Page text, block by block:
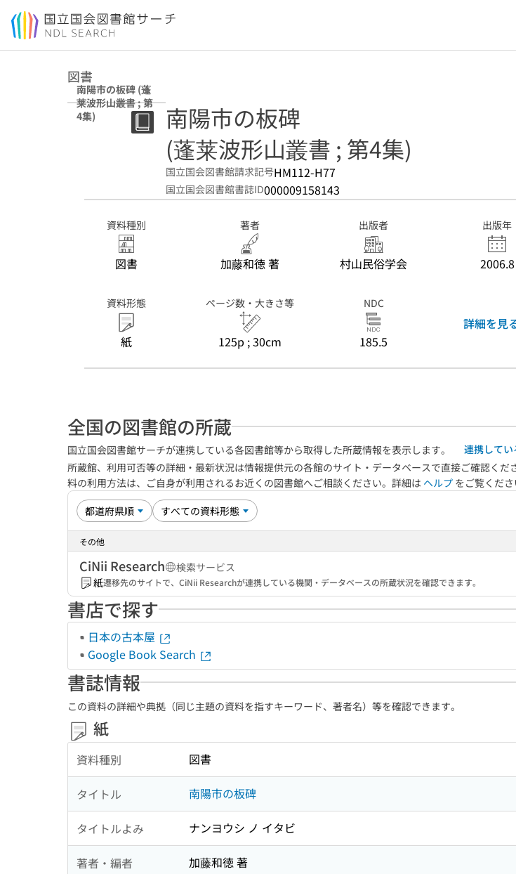
本文へ移動
図書
南陽市の板碑 (蓬
莱波形山叢書 ; 第
4集)
南陽市の板碑
(蓬莱波形山叢書 ; 第4集)
国立国会図書館請求記号HM112-H77
国立国会図書館書誌ID000009158143
資料種別
図書
著者
加藤和徳 著
出版者
村山民俗学会
出版年
2006.8
資料形態
紙
ページ数・大きさ等
125p ; 30cm
NDC
185.5
詳細を見
全国の図書館の所蔵
国立国会図書館サーチが連携している各図書館等から取得した所蔵情報を表示します。
連携して
所蔵館、利用可否等の詳細・最新状況は情報提供元の各館のサイト・データベースで直接ご確認く
料の利用方法は、ご自身が利用されるお近くの図書館へご相談ください。詳細は ヘルプ をご覧くださ
その他
CiNii Research
検索サービス
紙遷移先のサイトで、CiNii Researchが連携している機関・データベースの所蔵状況を確認できます。
書店で探す
日本の古本屋
Google Book Search
書誌情報
この資料の詳細や典拠（同じ主題の資料を指すキーワード、著者名）等を確認できます。
紙
資料種別 図書
タイトル 南陽市の板碑
タイトルよみ ナンヨウシ ノ イタビ
著者・編者 加藤和徳 著